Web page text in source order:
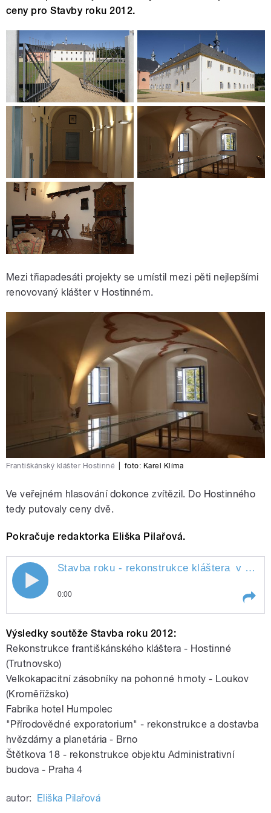
ceny pro Stavby roku 2012.
Mezi třiapadesáti projekty se umístil mezi pěti nejlepšími
renovovaný klášter v Hostinném.
Františkánský klášter Hostinné foto: Karel Klíma
Ve veřejném hlasování dokonce zvítězil. Do Hostinného
tedy putovaly ceny dvě.
Pokračuje redaktorka Eliška Pilařová.
Stavba roku - rekonstrukce kláštera v
Hostinném
pause
Stavba roku - rekonstrukce kláštera v Hostinném
0:00
kláštera
Výsledky soutěže Stavba roku 2012:
Rekonstrukce františkánského kláštera - Hostinné
(Trutnovsko)
Velkokapacitní zásobníky na pohonné hmoty - Loukov
(Kroměřížsko)
Fabrika hotel Humpolec
"Přírodovědné exporatorium" - rekonstrukce a dostavba
hvězdárny a planetária - Brno
Štětkova 18 - rekonstrukce objektu Administrativní
budova - Praha 4
autor: Eliška Pilařová